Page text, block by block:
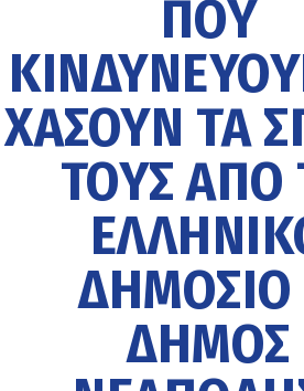
ΠΟΥ
ΧΆΣΟΥΝ ΤΑ
ΤΟΥΣ ΑΠΌ
ΔΗΜΌΣΙΟ
ΔΉΜΟΣ